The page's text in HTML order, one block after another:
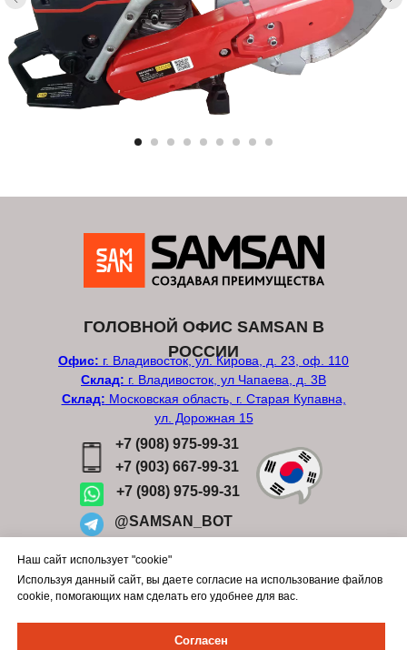
Наш сайт использует "cookie"
Используя данный сайт, вы даете согласие на использование файлов
cookie, помогающих нам сделать его удобнее для вас.
Согласен
ГОЛОВНОЙ ОФИС SAMSAN В
РОССИИ
Офис: г. Владивосток, ул. Кирова, д. 23, оф. 110
Склад: г. Владивосток, ул Чапаева, д. 3В
Склад: Московская область, г. Старая Купавна,
ул. Дорожная 15
+7 (908) 975-99-31
+7 (903) 667-99-31
sales@samsan.pro
+7 (908) 975-99-31
SAMSAN MAX
@SAMSAN_BOT
Обратный звонок